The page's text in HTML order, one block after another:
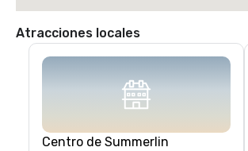
Atracciones locales
Centro de Summerlin